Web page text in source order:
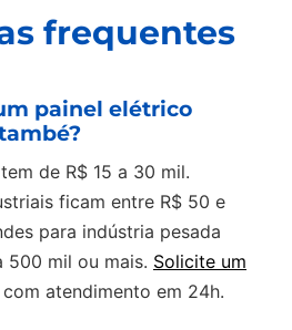
frequentes
painel elétrico
de R$ 15 a 30 mil.
ficam entre R$ 50 e
para indústria pesada
500 mil ou mais. Solicite um
com atendimento em 24h.